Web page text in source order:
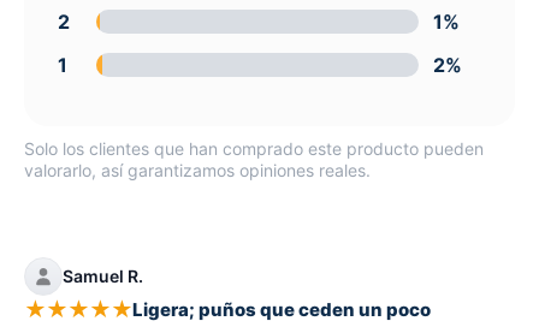
2
1%
1
2%
Solo los clientes que han comprado este producto pueden
valorarlo, así garantizamos opiniones reales.
Samuel R.
★★★★★Ligera; puños que ceden un poco